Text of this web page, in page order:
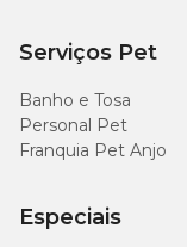
importante iniciar a
fundamental verificar
especialista.
Giardypet é da
estar animal.
marca oferece
Serviços Pet
Banho e Tosa
Personal Pet
Franquia Pet Anjo
Especiais